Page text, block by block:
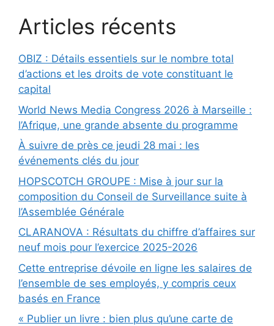
Articles récents
OBIZ : Détails essentiels sur le nombre total
d’actions et les droits de vote constituant le
capital
World News Media Congress 2026 à Marseille :
l’Afrique, une grande absente du programme
À suivre de près ce jeudi 28 mai : les
événements clés du jour
HOPSCOTCH GROUPE : Mise à jour sur la
composition du Conseil de Surveillance suite à
l’Assemblée Générale
CLARANOVA : Résultats du chiffre d’affaires sur
neuf mois pour l’exercice 2025-2026
Cette entreprise dévoile en ligne les salaires de
l’ensemble de ses employés, y compris ceux
basés en France
« Publier un livre : bien plus qu’une carte de